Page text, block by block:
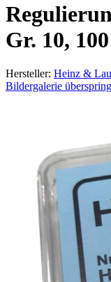
Gr. 10,
Hersteller: Heinz &
Bildergalerie